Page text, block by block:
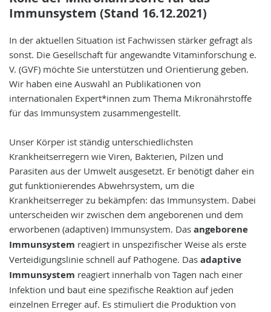
Immunsystem (Stand 16.12.2021)
In der aktuellen Situation ist Fachwissen stärker gefragt als
sonst. Die Gesellschaft für angewandte Vitaminforschung e.
V. (GVF) möchte Sie unterstützen und Orientierung geben.
Wir haben eine Auswahl an Publikationen von
internationalen Expert*innen zum Thema Mikronährstoffe
für das Immunsystem zusammengestellt.
Unser Körper ist ständig unterschiedlichsten
Krankheitserregern wie Viren, Bakterien, Pilzen und
Parasiten aus der Umwelt ausgesetzt. Er benötigt daher ein
gut funktionierendes Abwehrsystem, um die
Krankheitserreger zu bekämpfen: das Immunsystem. Dabei
unterscheiden wir zwischen dem angeborenen und dem
erworbenen (adaptiven) Immunsystem. Das angeborene
Immunsystem reagiert in unspezifischer Weise als erste
Verteidigungslinie schnell auf Pathogene. Das adaptive
Immunsystem reagiert innerhalb von Tagen nach einer
Infektion und baut eine spezifische Reaktion auf jeden
einzelnen Erreger auf. Es stimuliert die Produktion von